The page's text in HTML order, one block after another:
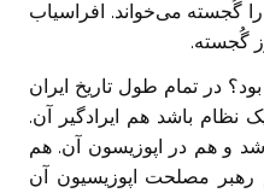
گُجسته می‌خواند. افراسیاب
گُجسته.
در تمام طول تاریخ ایران
نظام باشد هم ایرادگیر آن.
و هم در اپوزیسون آن. هم
مصلحت اپوزیسیون آن